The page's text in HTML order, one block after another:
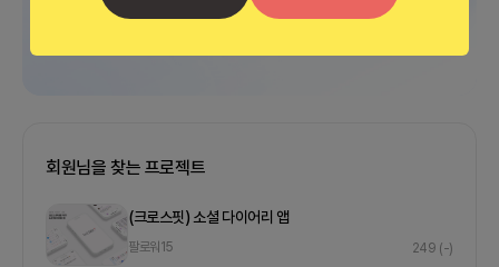
회원님을 찾는 프로젝트
(크로스핏) 소셜 다이어리 앱
팔로워 15 249 (-)